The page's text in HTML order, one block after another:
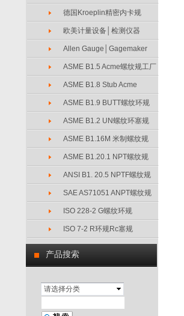
产品搜索
请选择分类
德国Kroeplin精密内卡规
欧美计量设备│检测仪器
Allen Gauge│Gagemaker
ASME B1.5 Acme螺纹规工厂
ASME B1.8 Stub Acme
ASME B1.9 BUTT螺纹环规
ASME B1.2 UN螺纹环塞规
ASME B1.16M 米制螺纹规
ASME B1.20.1 NPT螺纹规
ANSI B1. 20.5 NPTF螺纹规
SAE AS71051 ANPT螺纹规
ISO 228-2 G螺纹环规
ISO 7-2 R环规Rc塞规